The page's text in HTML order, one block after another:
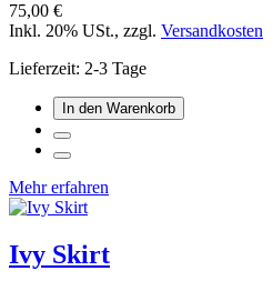
75,00 €
Inkl. 20% USt., zzgl. Versandkosten
Lieferzeit: 2-3 Tage
In den Warenkorb
Mehr erfahren
Ivy Skirt